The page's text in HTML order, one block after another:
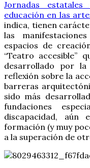
Jornadas
educación en las
indica, tienen
las
espacios de
“Teatro accesible”
desarrollado por la
reflexión sobre la
barreras
sido más
fundaciones
discapacidad, aún
formación (y muy
a la superación de